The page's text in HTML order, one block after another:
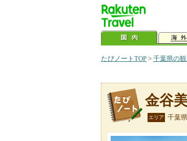
たびノートTOP > 千葉県の
金谷
エリア 千葉